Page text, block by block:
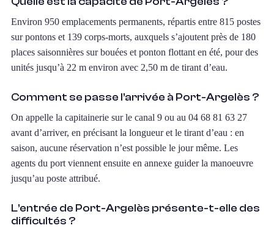
Environ 950 emplacements permanents, répartis entre 815 postes
sur pontons et 139 corps-morts, auxquels s’ajoutent près de 180
places saisonnières sur bouées et ponton flottant en été, pour des
unités jusqu’à 22 m environ avec 2,50 m de tirant d’eau.
Comment se passe l’arrivée à Port-Argelès ?
On appelle la capitainerie sur le canal 9 ou au 04 68 81 63 27
avant d’arriver, en précisant la longueur et le tirant d’eau : en
saison, aucune réservation n’est possible le jour même. Les
agents du port viennent ensuite en annexe guider la manoeuvre
jusqu’au poste attribué.
L’entrée de Port-Argelès présente-t-elle des
difficultés ?